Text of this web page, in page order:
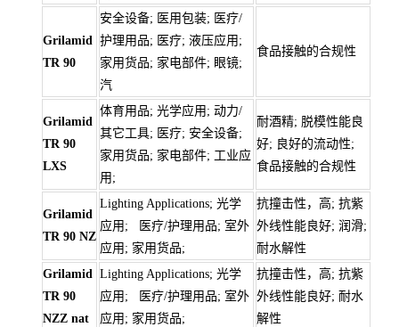
Grilamid
TR 90
安全设备; 医用包装; 医疗/
护理用品; 医疗; 液压应用;
家用货品; 家电部件; 眼镜;
汽
食品接触的合规性
Grilamid
TR 90
LXS
体育用品; 光学应用; 动力/
其它工具; 医疗; 安全设备;
家用货品; 家电部件; 工业应
用;
耐酒精; 脱模性能良
好; 良好的流动性;
食品接触的合规性
Grilamid
TR 90 NZ
Lighting Applications; 光学
应用; 医疗/护理用品; 室外
应用; 家用货品;
抗撞击性，高; 抗紫
外线性能良好; 润滑;
耐水解性
Grilamid
TR 90
NZZ nat
Lighting Applications; 光学
应用; 医疗/护理用品; 室外
应用; 家用货品;
抗撞击性，高; 抗紫
外线性能良好; 耐水
解性